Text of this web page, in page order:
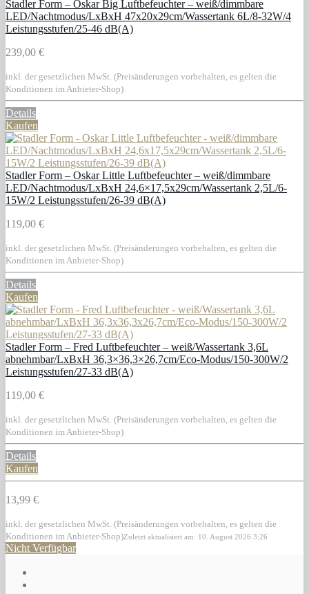
Stadler Form – Oskar Big Luftbefeuchter – weiß/dimmbare
LED/Nachtmodus/LxBxH 47x20x29cm/Wassertank 6L/8-32W/4
Leistungsstufen/25-46 dB(A)
239,00 €
inkl. der gesetzlichen MwSt. (Preisänderungen vorbehalten, es gelten die
Konditionen im Anbieter-Shop)
Details
Kaufen
Stadler Form – Oskar Little Luftbefeuchter – weiß/dimmbare
LED/Nachtmodus/LxBxH 24,6×17,5x29cm/Wassertank 2,5L/6-
15W/2 Leistungsstufen/26-39 dB(A)
119,00 €
inkl. der gesetzlichen MwSt. (Preisänderungen vorbehalten, es gelten die
Konditionen im Anbieter-Shop)
Details
Kaufen
Stadler Form – Fred Luftbefeuchter – weiß/Wassertank 3,6L
abnehmbar/LxBxH 36,3×36,3×26,7cm/Eco-Modus/150-300W/2
Leistungsstufen/27-33 dB(A)
119,00 €
inkl. der gesetzlichen MwSt. (Preisänderungen vorbehalten, es gelten die
Konditionen im Anbieter-Shop)
Details
Kaufen
13,99 €
inkl. der gesetzlichen MwSt. (Preisänderungen vorbehalten, es gelten die
Konditionen im Anbieter-Shop)Zuletzt aktualisiert am: 10. August 2026 3:26
Nicht Verfügbar